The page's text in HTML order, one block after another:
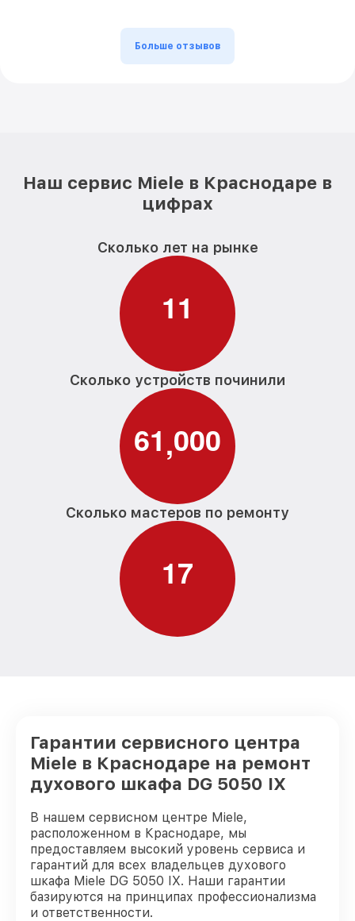
Больше отзывов
Наш сервис Miele в Краснодаре в
цифрах
Сколько лет на рынке
11
Сколько устройств починили
61,000
Сколько мастеров по ремонту
17
Гарантии сервисного центра
Miele в Краснодаре на ремонт
духового шкафа DG 5050 IX
В нашем сервисном центре Miele,
расположенном в Краснодаре, мы
предоставляем высокий уровень сервиса и
гарантий для всех владельцев духового
шкафа Miele DG 5050 IX. Наши гарантии
базируются на принципах профессионализма
и ответственности.